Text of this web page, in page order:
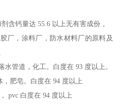
含钙量达 55.6 以上无有害成份 。
厂，涂料厂，防水材料厂的原料及
水管道，化工。白度在 93 度以上。
，肥皂。白度在 94 度以上
pvc 白度在 94 度以上